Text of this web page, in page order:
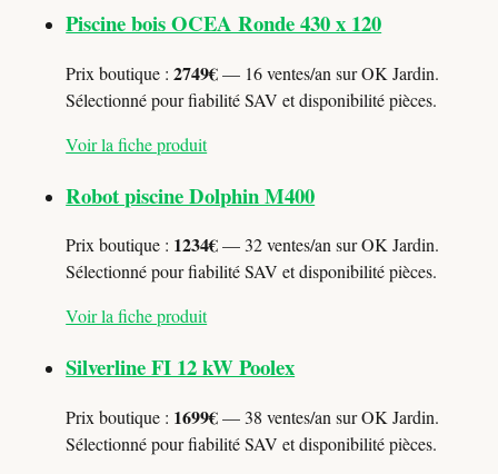
Piscine bois OCEA Ronde 430 x 120
Prix boutique :2749€— 16 ventes/an sur OK Jardin.
Sélectionné pour fiabilité SAV et disponibilité pièces.
Voir la fiche produit
Robot piscine Dolphin M400
Prix boutique : 1234€— 32 ventes/an sur OK Jardin.
Sélectionné pour fiabilité SAV et disponibilité pièces.
Voir la fiche produit
Silverline FI 12 kW Poolex
Prix boutique : 1699€— 38 ventes/an sur OK Jardin.
Sélectionné pour fiabilité SAV et disponibilité pièces.